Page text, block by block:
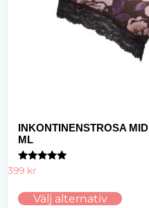
INKONTINENSTROSA
ML
Betygsatt
399 kr
Välj alternativ